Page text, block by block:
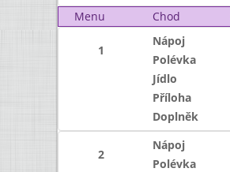
Menu
Chod
1
Nápoj
Polévka
Jídlo
Příloha
Doplněk
2
Nápoj
Polévka